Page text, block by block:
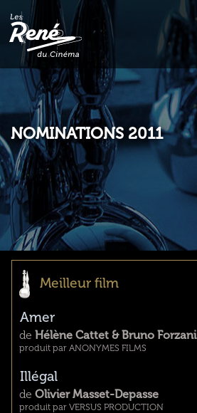
NOMINATIONS 2011
Meilleur film
Amer
de Hélène Cattet & Bruno Forzani
produit par ANONYMES FILMS
Illégal
de Olivier Masset-Depasse
produit par VERSUS PRODUCTION